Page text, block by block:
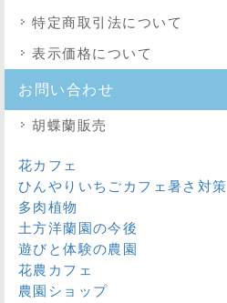
特定商取引法について
表示価格について
お問い合わせ
胡蝶蘭販売
花カフェ
ひんやりいちごカフェ暑さ対策
多肉植物
土方洋蘭園の今後
遊びと体験の農園
花農カフェ
農園ショップ